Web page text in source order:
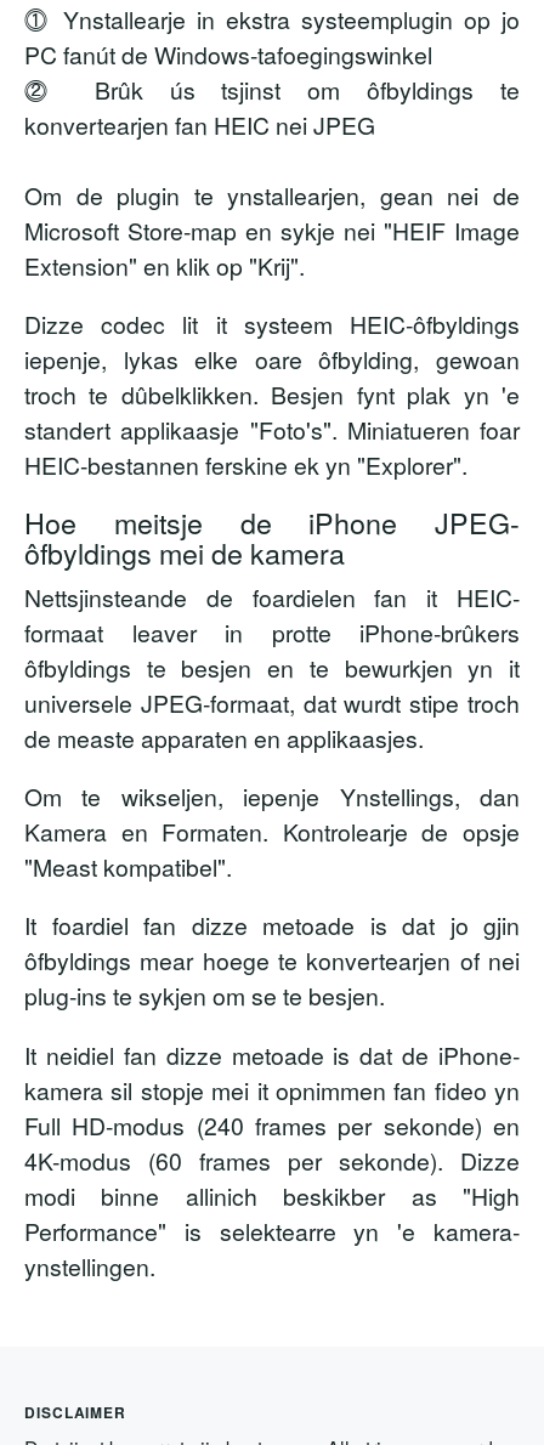
⓵ Ynstallearje in ekstra systeemplugin op jo
PC fanút de Windows-tafoegingswinkel
⓶ Brûk ús tsjinst om ôfbyldings te
konvertearjen fan HEIC nei JPEG
Om de plugin te ynstallearjen, gean nei de
Microsoft Store-map en sykje nei "HEIF Image
Extension" en klik op "Krij".
Dizze codec lit it systeem HEIC-ôfbyldings
iepenje, lykas elke oare ôfbylding, gewoan
troch te dûbelklikken. Besjen fynt plak yn 'e
standert applikaasje "Foto's". Miniatueren foar
HEIC-bestannen ferskine ek yn "Explorer".
Hoe meitsje de iPhone JPEG-
ôfbyldings mei de kamera
Nettsjinsteande de foardielen fan it HEIC-
formaat leaver in protte iPhone-brûkers
ôfbyldings te besjen en te bewurkjen yn it
universele JPEG-formaat, dat wurdt stipe troch
de measte apparaten en applikaasjes.
Om te wikseljen, iepenje Ynstellings, dan
Kamera en Formaten. Kontrolearje de opsje
"Meast kompatibel".
It foardiel fan dizze metoade is dat jo gjin
ôfbyldings mear hoege te konvertearjen of nei
plug-ins te sykjen om se te besjen.
It neidiel fan dizze metoade is dat de iPhone-
kamera sil stopje mei it opnimmen fan fideo yn
Full HD-modus (240 frames per sekonde) en
4K-modus (60 frames per sekonde). Dizze
modi binne allinich beskikber as "High
Performance" is selektearre yn 'e kamera-
ynstellingen.
DISCLAIMER